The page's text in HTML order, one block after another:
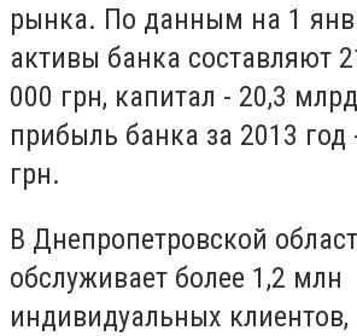
рынка. По данным на 1
активы банка составляют
000 грн, капитал - 20,3
прибыль банка за 2013
грн.
В Днепропетровской
обслуживает более 1,2 млн
индивидуальных клиентов,